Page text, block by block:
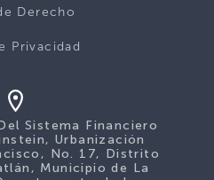
Derecho
Privacidad
Sistema Financiero
Urbanización
No. 17, Distrito
Municipio de La